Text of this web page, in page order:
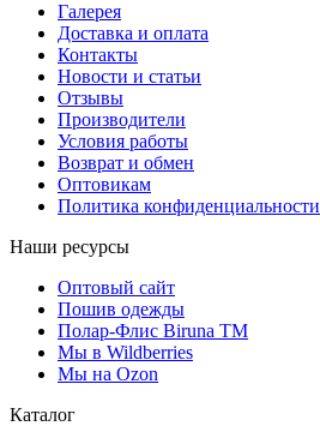
Галерея
Доставка и оплата
Контакты
Новости и статьи
Отзывы
Производители
Условия работы
Возврат и обмен
Оптовикам
Политика конфиденциальности
Наши ресурсы
Оптовый сайт
Пошив одежды
Полар-Флис Biruna TM
Мы в Wildberries
Мы на Ozon
Каталог